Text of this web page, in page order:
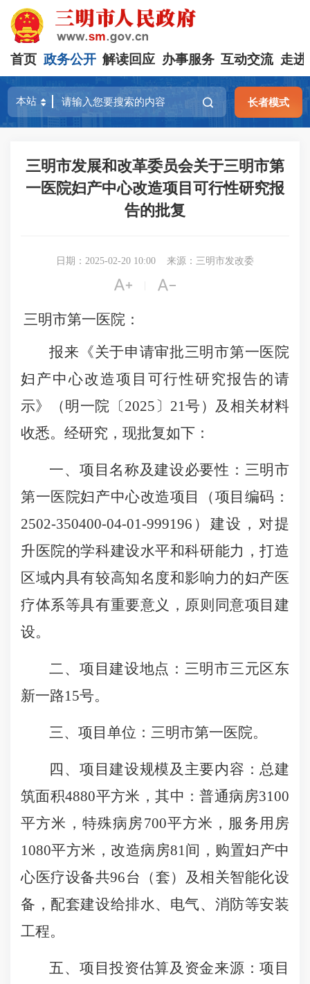
首页 政务公开 解读回应 办事服务 互动交流 走进
长者模式
三明市发展和改革委员会关于三明市第
一医院妇产中心改造项目可行性研究报
告的批复
日期：2025-02-20 10:00 来源：三明市发改委
 
三明市第一医院 ：
报来 《关于申请审批三明市第一医院
妇产中心改造项目可行性研究报告的请
示》（明一院〔2025〕21号）及相关材料
收悉。经研究， 现批复如下：
一、项目名称及建设必要性： 三明市
第一医院妇产中心改造项目（项目编码：
2502-350400-04-01-999196）建设，对提
升医院的学科建设水平和科研能力，打造
区域内具有较高知名度和影响力的妇产医
疗体系等具有重要意义，原则同意项目建
设。
二、项目建设地点： 三明市三元区东
新一路15号。
三、项目单位：三明市第一医院。
四、项目建设规模及主要内容：总建
筑面积4880平方米，其中 ：普通病房3100
平方米，特殊病房700平方米，服务用房
1080平方米， 改造病房81间，购置妇产中
心医疗设备共96台（套）及相关智能化设
备，配套建设给排水、电气、消防等安装
工程。
五、项目投资估算及资金来源：项目